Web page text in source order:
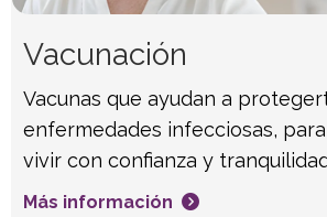
Vacunación
Vacunas que ayudan a
enfermedades infecciosas,
vivir con confianza y
Más información